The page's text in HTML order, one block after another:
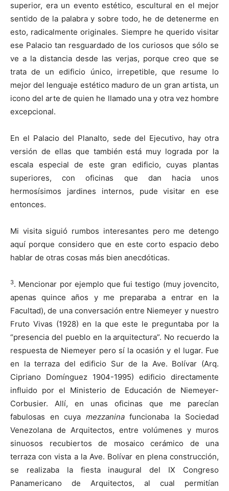
superior, era un evento estético, escultural en el mejor
sentido de la palabra y sobre todo, he de detenerme en
esto, radicalmente originales. Siempre he querido visitar
ese Palacio tan resguardado de los curiosos que sólo se
ve a la distancia desde las verjas, porque creo que se
trata de un edificio único, irrepetible, que resume lo
mejor del lenguaje estético maduro de un gran artista, un
icono del arte de quien he llamado una y otra vez hombre
excepcional.
En el Palacio del Planalto, sede del Ejecutivo, hay otra
versión de ellas que también está muy lograda por la
escala especial de este gran edificio, cuyas plantas
superiores, con oficinas que dan hacia unos
hermosísimos jardines internos, pude visitar en ese
entonces.
Mi visita siguió rumbos interesantes pero me detengo
aquí porque considero que en este corto espacio debo
hablar de otras cosas más bien anecdóticas.
3. Mencionar por ejemplo que fui testigo (muy jovencito,
apenas quince años y me preparaba a entrar en la
Facultad), de una conversación entre Niemeyer y nuestro
Fruto Vivas (1928) en la que este le preguntaba por la
“presencia del pueblo en la arquitectura”. No recuerdo la
respuesta de Niemeyer pero sí la ocasión y el lugar. Fue
en la terraza del edificio Sur de la Ave. Bolívar (Arq.
Cipriano Domínguez 1904-1995) edificio directamente
influido por el Ministerio de Educación de Niemeyer-
Corbusier. Allí, en unas oficinas que me parecían
fabulosas en cuya mezzaninafuncionaba la Sociedad
Venezolana de Arquitectos, entre volúmenes y muros
sinuosos recubiertos de mosaico cerámico de una
terraza con vista a la Ave. Bolívar en plena construcción,
se realizaba la fiesta inaugural del IX Congreso
Panamericano de Arquitectos, al cual permitían